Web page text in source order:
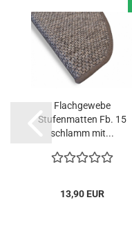
Flachgewebe
Stufenmatten Fb. 15
schlamm mit...
13,90 EUR